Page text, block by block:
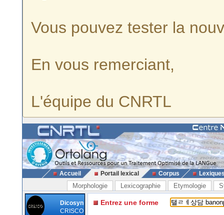
Vous pouvez tester la
En vous remerciant,
L'équipe du CNRTL
Accueil Portail lexical Corpus
Morphologie Lexicographie Etymologie
Dicosyn
CRISCO
Entrez une forme